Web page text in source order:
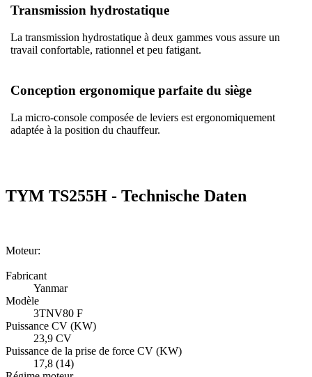
Transmission hydrostatique
La transmission hydrostatique à deux gammes vous assure un
travail confortable, rationnel et peu fatigant.
Conception ergonomique parfaite du siège
La micro-console composée de leviers est ergonomiquement
adaptée à la position du chauffeur.
TYM TS255H - Technische Daten
Moteur:
Fabricant
Yanmar
Modèle
3TNV80 F
Puissance CV (KW)
23,9 CV
Puissance de la prise de force CV (KW)
17,8 (14)